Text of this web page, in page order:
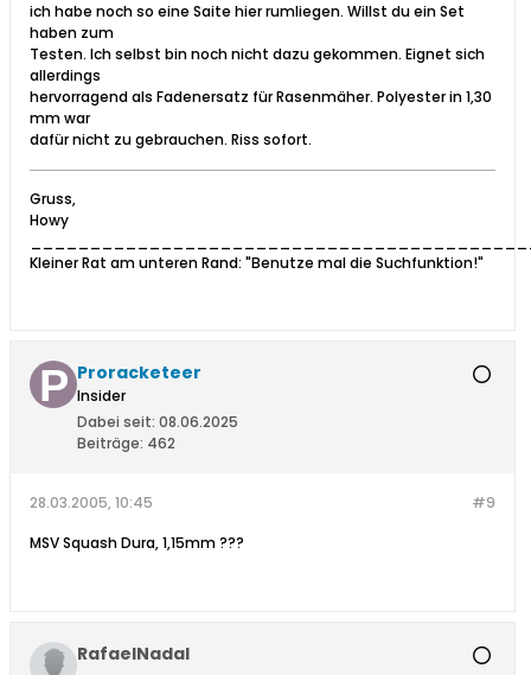
ich habe noch so eine Saite hier rumliegen. Willst du ein Set
haben zum
Testen. Ich selbst bin noch nicht dazu gekommen. Eignet sich
allerdings
hervorragend als Fadenersatz für Rasenmäher. Polyester in 1,30
mm war
dafür nicht zu gebrauchen. Riss sofort.
Gruss,
Howy
Kleiner Rat am unteren Rand: "Benutze mal die Suchfunktion!"
Proracketeer
Insider
Dabei seit: 08.06.2025
Beiträge: 462
#9
28.03.2005, 10:45
MSV Squash Dura, 1,15mm ???
RafaelNadal